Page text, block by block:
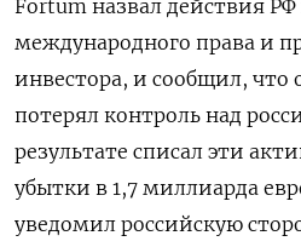
Fortum назвал действия
международного права и
инвестора, и сообщил, что
потерял контроль над
результате списал эти
убытки в 1,7 миллиарда
уведомил российскую